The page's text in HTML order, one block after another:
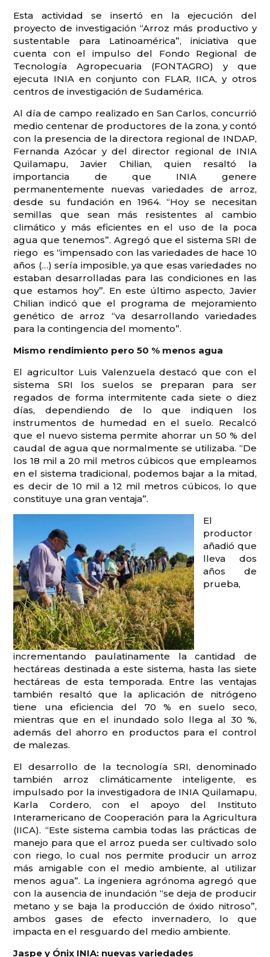
Esta actividad se insertó en la ejecución del
proyecto de investigación “Arroz más productivo y
sustentable para Latinoamérica”, iniciativa que
cuenta con el impulso del Fondo Regional de
Tecnología Agropecuaria (FONTAGRO) y que
ejecuta INIA en conjunto con FLAR, IICA, y otros
centros de investigación de Sudamérica.
Al día de campo realizado en San Carlos, concurrió
medio centenar de productores de la zona, y contó
con la presencia de la directora regional de INDAP,
Fernanda Azócar y del director regional de INIA
Quilamapu, Javier Chilian, quien resaltó la
importancia de que INIA genere
permanentemente nuevas variedades de arroz,
desde su fundación en 1964. “Hoy se necesitan
semillas que sean más resistentes al cambio
climático y más eficientes en el uso de la poca
agua que tenemos”. Agregó que el sistema SRI de
riego es “impensado con las variedades de hace 10
años (…) sería imposible, ya que esas variedades no
estaban desarrolladas para las condiciones en las
que estamos hoy”. En este último aspecto, Javier
Chilian indicó que el programa de mejoramiento
genético de arroz “va desarrollando variedades
para la contingencia del momento”.
Mismo rendimiento pero 50 % menos agua
El agricultor Luis Valenzuela destacó que con el
sistema SRI los suelos se preparan para ser
regados de forma intermitente cada siete o diez
días, dependiendo de lo que indiquen los
instrumentos de humedad en el suelo. Recalcó
que el nuevo sistema permite ahorrar un 50 % del
caudal de agua que normalmente se utilizaba. “De
los 18 mil a 20 mil metros cúbicos que empleamos
en el sistema tradicional, podemos bajar a la mitad,
es decir de 10 mil a 12 mil metros cúbicos, lo que
constituye una gran ventaja”.
El
productor
añadió que
lleva dos
años de
prueba,
incrementando paulatinamente la cantidad de
hectáreas destinada a este sistema, hasta las siete
hectáreas de esta temporada. Entre las ventajas
también resaltó que la aplicación de nitrógeno
tiene una eficiencia del 70 % en suelo seco,
mientras que en el inundado solo llega al 30 %,
además del ahorro en productos para el control
de malezas.
El desarrollo de la tecnología SRI, denominado
también arroz climáticamente inteligente, es
impulsado por la investigadora de INIA Quilamapu,
Karla Cordero, con el apoyo del Instituto
Interamericano de Cooperación para la Agricultura
(IICA). “Este sistema cambia todas las prácticas de
manejo para que el arroz pueda ser cultivado solo
con riego, lo cual nos permite producir un arroz
más amigable con el medio ambiente, al utilizar
menos agua”. La ingeniera agrónoma agregó que
con la ausencia de inundación “se deja de producir
metano y se baja la producción de óxido nitroso”,
ambos gases de efecto invernadero, lo que
impacta en el resguardo del medio ambiente.
Jaspe y Ónix INIA: nuevas variedades